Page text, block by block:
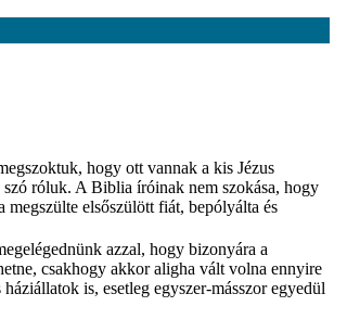
hogy ott vannak a kis Jézus
róluk. A Biblia íróinak nem szokása, hogy
elsőszülött fiát, bepólyálta és
azzal, hogy bizonyára a
csakhogy akkor aligha vált volna ennyire
is, esetleg egyszer-másszor egyedül